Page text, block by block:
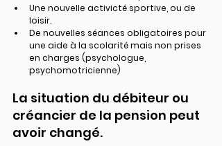
Une nouvelle activicté sportive, ou de
loisir.
De nouvelles séances obligatoires pour
une aide à la scolarité mais non prises
en charges (psychologue,
psychomotricienne)
La situation du débiteur ou
créancier de la pension peut
avoir changé.